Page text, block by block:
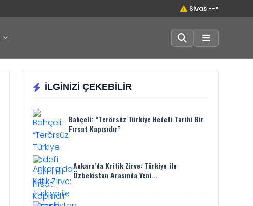
Sivas --°
İLGİNİZİ ÇEKEBİLİR
Bahçeli: “Terörsüz Türkiye Hedefi Tarihi Bir
Fırsat Kapısıdır”
Ankara’da Kritik Zirve: Türkiye ile
Özbekistan Arasında Yeni...